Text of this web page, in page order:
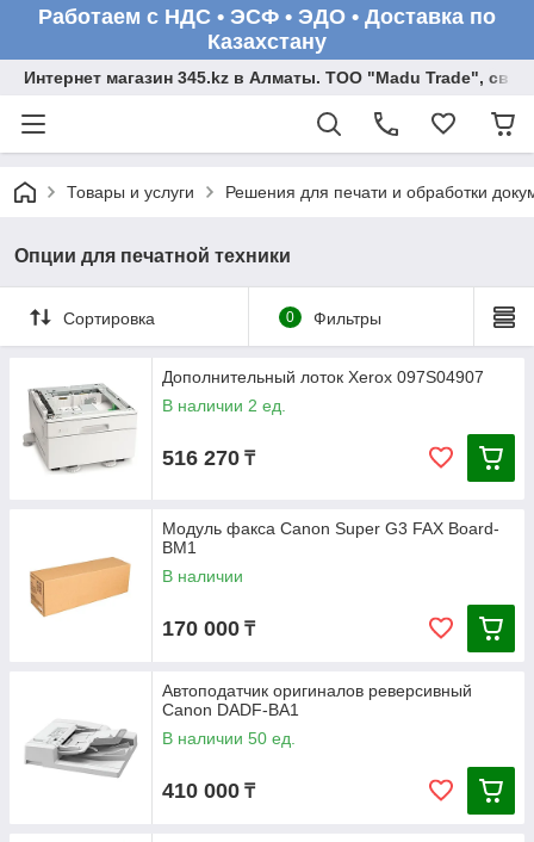
Работаем с НДС • ЭСФ • ЭДО • Доставка по
Казахстану
Интернет магазин 345.kz в Алматы. ТОО "Madu Trade",
Товары и услуги Решения для печати и обработки
Опции для печатной техники
Сортировка 0 Фильтры
Дополнительный лоток Xerox 097S04907
В наличии 2 ед.
516 270 ₸
Модуль факса Canon Super G3 FAX Board-
BM1
В наличии
170 000 ₸
Автоподатчик оригиналов реверсивный
Canon DADF-BA1
В наличии 50 ед.
410 000 ₸